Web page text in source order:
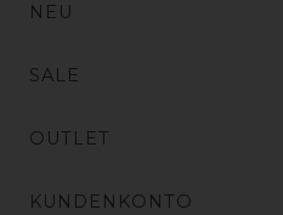
NEU
SALE
OUTLET
KUNDENKONTO